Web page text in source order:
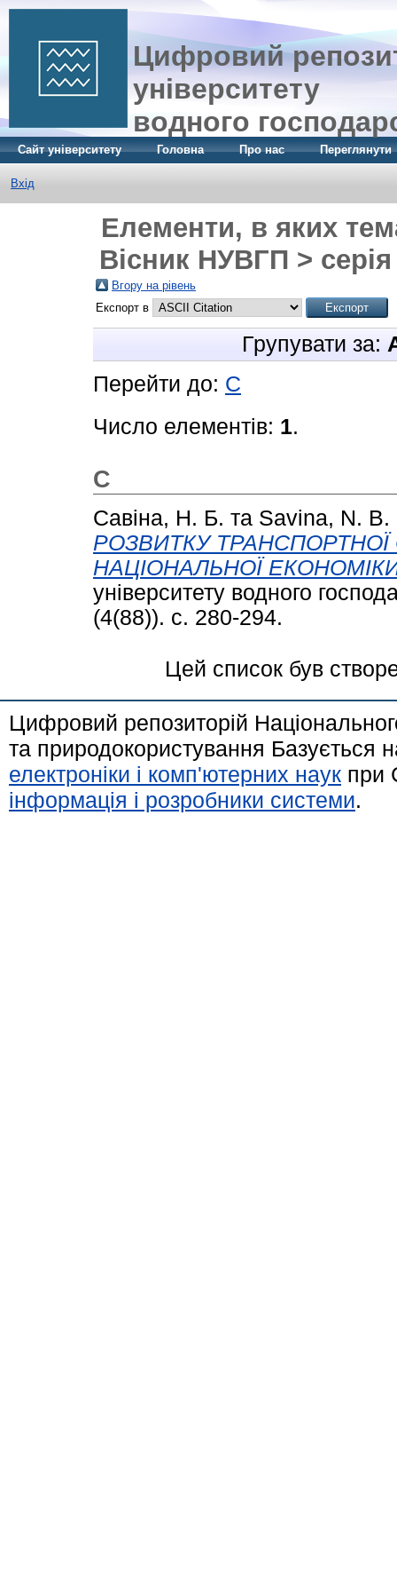
Цифровий
університету
водного
Сайт університету Головна Про нас Переглянути
Вхід
Елементи, в яких
Вісник НУВГП >
Вгору на рівень
Експорт в
Групувати за:
Перейти до: С
Число елементів: 1.
С
Савіна, Н. Б. та Savina, N. B.
РОЗВИТКУ
НАЦІОНАЛЬНОЇ
університету водного
(4(88)). с. 280-294.
Цей список був
Цифровий репозиторій
та природокористування Базується
електроніки і комп'ютерних наук при
інформація і розробники системи.